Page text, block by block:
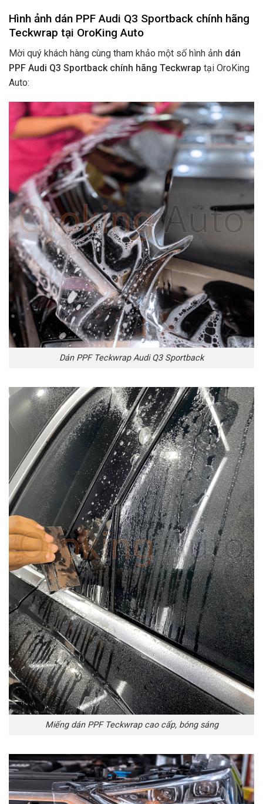
Hình ảnh dán PPF Audi Q3 Sportback chính hãng
Teckwrap tại OroKing Auto
Mời quý khách hàng cùng tham khảo một số hình ảnh dán
PPF Audi Q3 Sportback chính hãng Teckwrap tại OroKing
Auto:
Dán PPF Teckwrap Audi Q3 Sportback
Miếng dán PPF Teckwrap cao cấp, bóng sáng